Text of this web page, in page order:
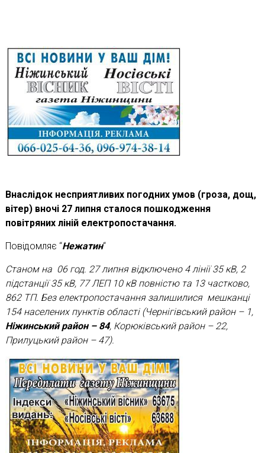
Внаслідок несприятливих погодних умов (гроза, дощ,
вітер) вночі 27 липня сталося пошкодження
повітряних ліній електропостачання.
Повідомляє “Нежатин“
Станом на 06 год. 27 липня відключено 4 лінії 35 кВ, 2
підстанції 35 кВ, 77 ЛЕП 10 кВ повністю та 13 частково,
862 ТП. Без електропостачання залишилися мешканці
154 населених пунктів області (Чернігівський район – 1,
Ніжинський район – 84, Корюківський район – 22,
Прилуцький район – 47).